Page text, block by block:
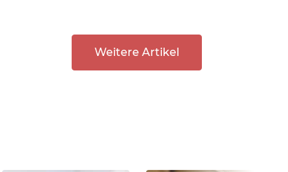
Weitere Artikel